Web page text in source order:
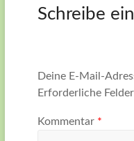
Schreibe
Deine E-Mail-
Erforderliche
Kommentar *